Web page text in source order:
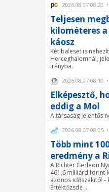
2026.08.07
Teljesen
kilométeres
káosz
Két baleset is
Herceghalomnál,
irányba.
2026.08.07 08:10
Elképesztő,
eddig a Mol
A társaság jelentős
2026.08.07 08:05
Több mint
eredmény a
A Richter Gedeon
461,6 milliárd forint
azonos időszakitól -
Értéktőzsde ...